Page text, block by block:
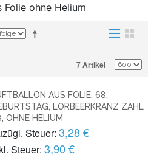
ohne Helium
7 Artikel
AUS FOLIE, 68.
LORBEERKRANZ ZAHL
OHNE HELIUM
Steuer: 3,28 €
Steuer: 3,90 €